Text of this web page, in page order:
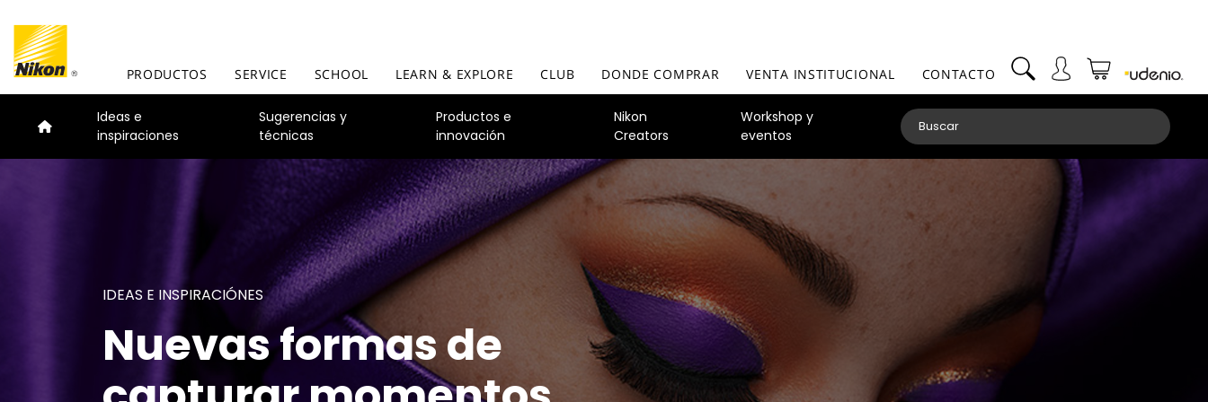
PRODUCTOS SERVICE SCHOOL LEARN & EXPLORE CLUB DONDE COMPRAR VENTA INSTITUCIONAL CONTACTO
Ideas e
inspiraciones
Sugerencias y
técnicas
Productos e
innovación
Nikon
Creators
Workshop y
eventos
IDEAS E INSPIRACIÓNES
Nuevas formas de
SUGERENCIA Y TÉCNICAS
Dominando la
PRODUCTOS E INNOVACIÓN
Lo último en cámaras